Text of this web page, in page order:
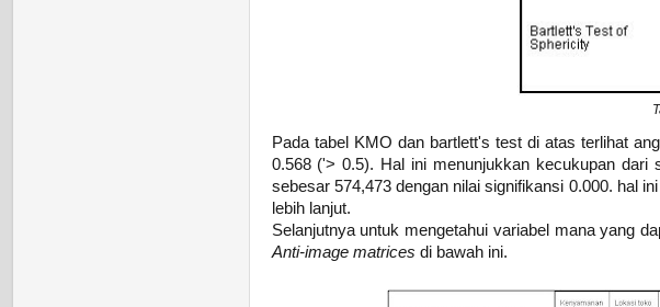
Pada tabel KMO dan bartlett's test di atas terlihat
0.568 ('> 0.5). Hal ini menunjukkan kecukupan
sebesar 574,473 dengan nilai signifikansi 0.000. hal
lebih lanjut.
Selanjutnya untuk mengetahui variabel mana yang
Anti-image matrices di bawah ini.